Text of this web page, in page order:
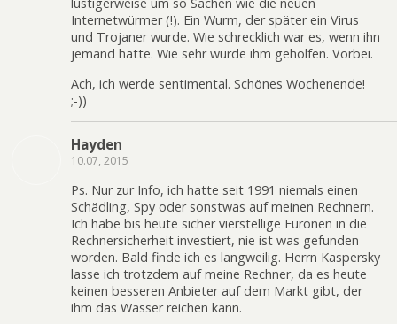
lustigerweise um so Sachen wie die neuen
Internetwürmer (!). Ein Wurm, der später ein Virus
und Trojaner wurde. Wie schrecklich war es, wenn ihn
jemand hatte. Wie sehr wurde ihm geholfen. Vorbei.
Ach, ich werde sentimental. Schönes Wochenende!
;-))
Hayden
10.07, 2015
Ps. Nur zur Info, ich hatte seit 1991 niemals einen
Schädling, Spy oder sonstwas auf meinen Rechnern.
Ich habe bis heute sicher vierstellige Euronen in die
Rechnersicherheit investiert, nie ist was gefunden
worden. Bald finde ich es langweilig. Herrn Kaspersky
lasse ich trotzdem auf meine Rechner, da es heute
keinen besseren Anbieter auf dem Markt gibt, der
ihm das Wasser reichen kann.